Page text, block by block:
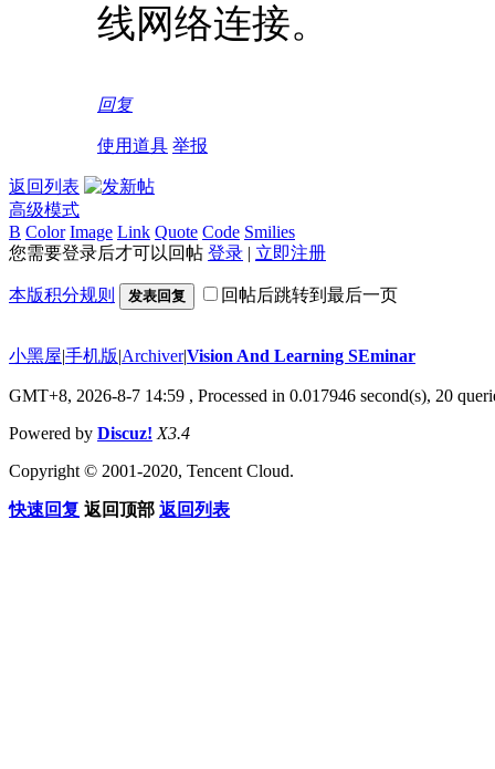
线网络连接。
回复
使用道具 举报
返回列表
高级模式
B Color Image Link Quote Code Smilies
您需要登录后才可以回帖 登录 | 立即注册
本版积分规则 发表回复 回帖后跳转到最后一页
小黑屋|手机版|Archiver|Vision And Learning SEminar
GMT+8, 2026-8-7 14:59 , Processed in 0.017946 second(s), 20
Powered by Discuz! X3.4
Copyright © 2001-2020, Tencent Cloud.
快速回复 返回顶部 返回列表